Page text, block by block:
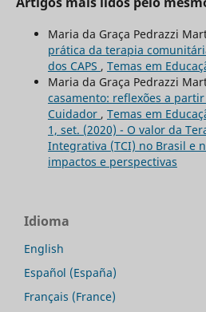
Maria da Graça Pedrazzi
prática da terapia
dos CAPS , Temas em
Maria da Graça Pedrazzi
casamento: reflexões a
Cuidador , Temas em
1, set. (2020) - O valor da
Integrativa (TCI) no Brasil e
impactos e perspectivas
Idioma
English
Español (España)
Français (France)